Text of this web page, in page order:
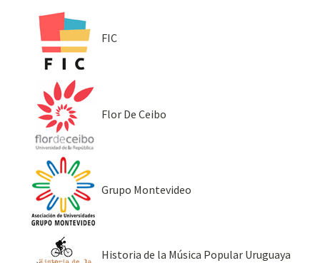
FIC
Flor De Ceibo
Grupo Montevideo
Historia de la Música Popular Uruguaya